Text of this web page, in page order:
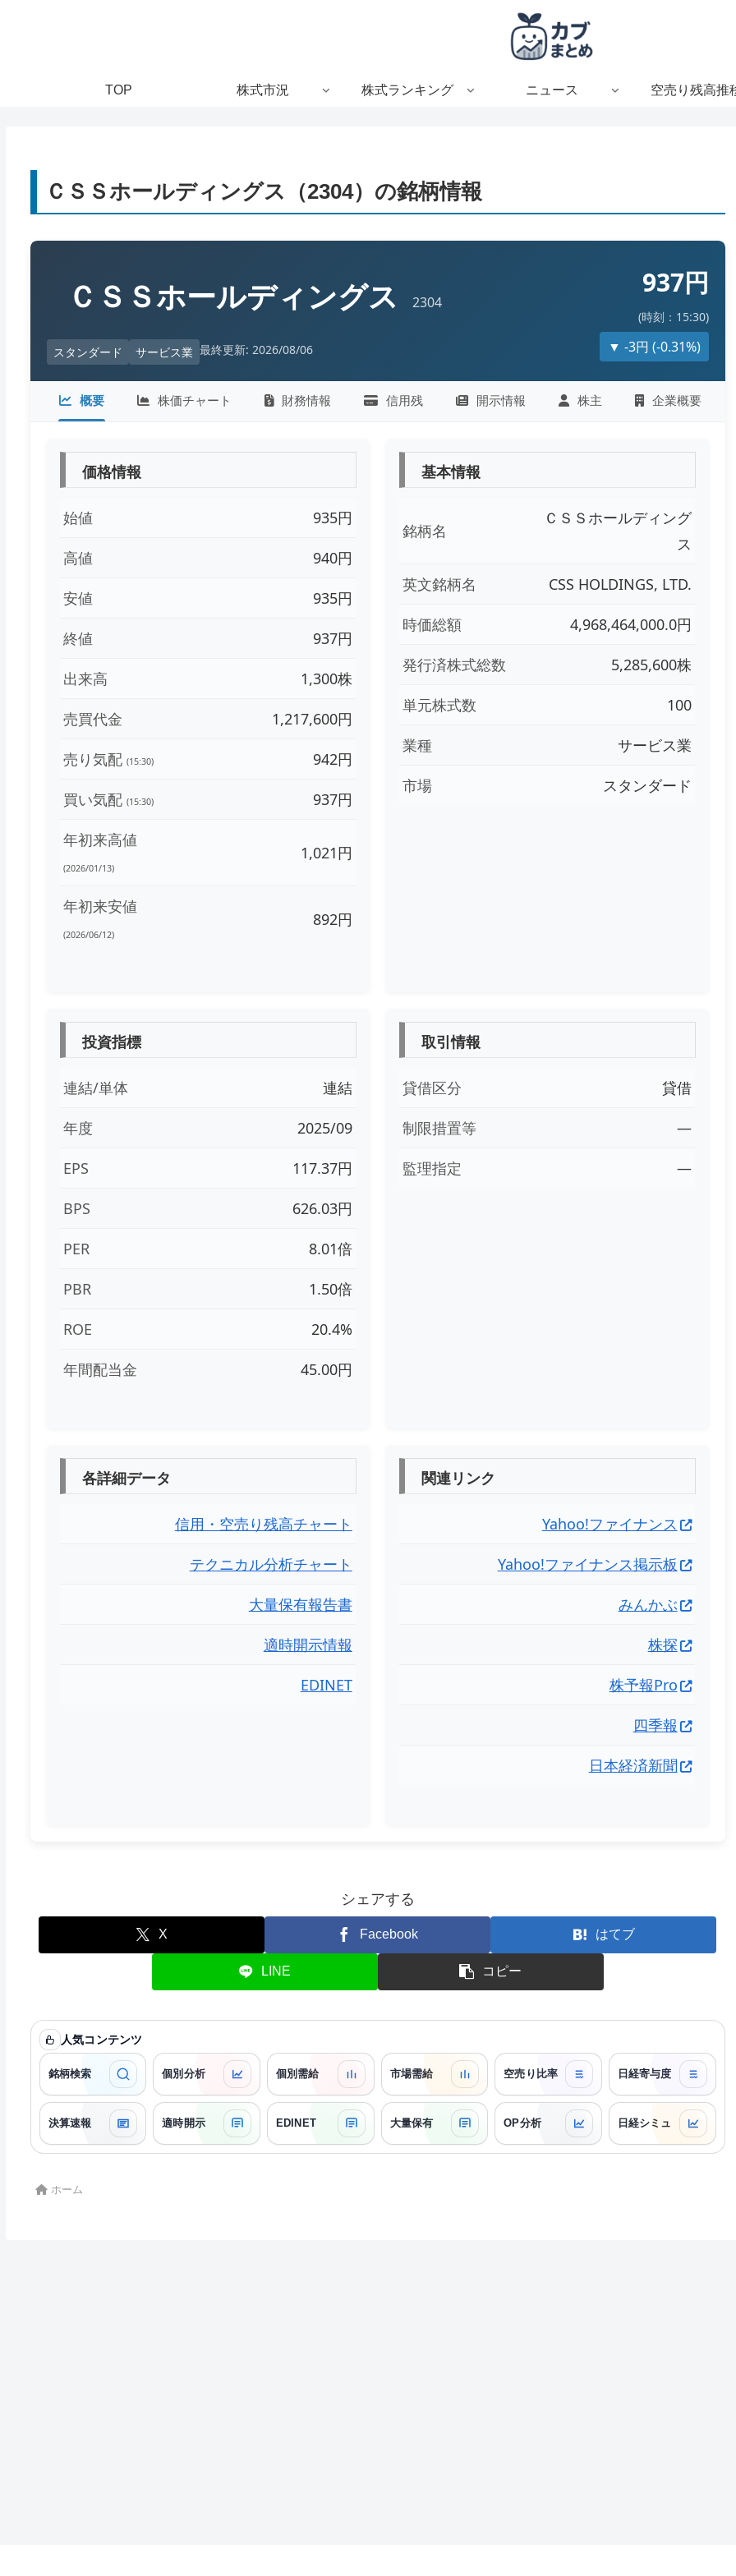
TOP 株式市況 株式ランキング ニュース 空売り残高推
ＣＳＳホールディングス（2304）の銘柄情報
ＣＳＳホールディングス 2304
スタンダード サービス業 最終更新: 2026/08/06
937円
(時刻：15:30)
▼ -3円 (-0.31%)
概要 株価チャート 財務情報 信用残 開示情報 株主 企業概要
価格情報
始値 935円
高値 940円
安値 935円
終値 937円
出来高 1,300株
売買代金 1,217,600円
売り気配 (15:30) 942円
買い気配 (15:30) 937円
年初来高値
(2026/01/13)
1,021円
年初来安値
(2026/06/12)
892円
基本情報
銘柄名
ＣＳＳホールディング
ス
英文銘柄名 CSS HOLDINGS, LTD.
時価総額 4,968,464,000.0円
発行済株式総数 5,285,600株
単元株式数 100
業種 サービス業
市場 スタンダード
投資指標
連結/単体 連結
年度 2025/09
EPS 117.37円
BPS 626.03円
PER 8.01倍
PBR 1.50倍
ROE 20.4%
年間配当金 45.00円
取引情報
貸借区分 貸借
制限措置等 ―
監理指定 ―
各詳細データ
信用・空売り残高チャート
テクニカル分析チャート
大量保有報告書
適時開示情報
EDINET
関連リンク
Yahoo!ファイナンス
Yahoo!ファイナンス掲示板
みんかぶ
株探
株予報Pro
四季報
日本経済新聞
シェアする
X Facebook はてブ
LINE コピー
人気コンテンツ
銘柄検索 個別分析 個別需給 市場需給 空売り比率 日経寄与度
決算速報 適時開示 EDINET 大量保有 OP分析 日経シミュ
ホーム